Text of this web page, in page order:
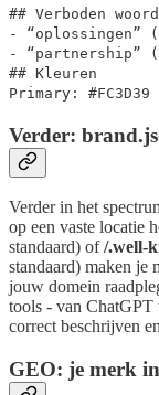
## Verboden
- “oplossingen”
- “partnership”
## Kleuren
Primary:
Verder:
Verder in het
op een vaste locatie
standaard) of/.well-
standaard) maken je
jouw domein
tools - van ChatGPT
correct beschrijven
GEO: je merk